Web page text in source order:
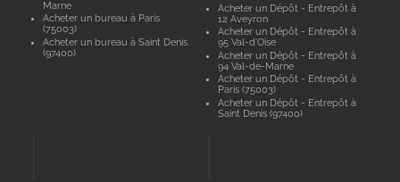
Marne
Acheter un bureau à Paris
(75003)
Acheter un bureau à Saint Denis
(97400)
Acheter un Dépôt - Entrepôt à
12 Aveyron
Acheter un Dépôt - Entrepôt à
95 Val-d'Oise
Acheter un Dépôt - Entrepôt à
94 Val-de-Marne
Acheter un Dépôt - Entrepôt à
Paris (75003)
Acheter un Dépôt - Entrepôt à
Saint Denis (97400)